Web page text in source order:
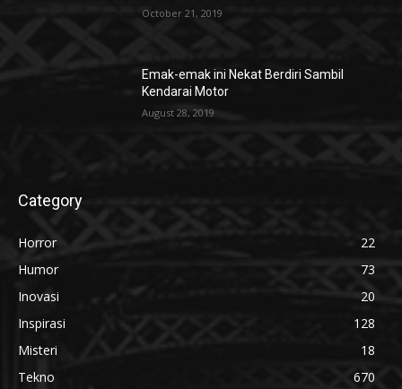
October 21, 2019
Emak-emak ini Nekat Berdiri Sambil
Kendarai Motor
August 28, 2019
Category
Horror
22
Humor
73
Inovasi
20
Inspirasi
128
Misteri
18
Tekno
670